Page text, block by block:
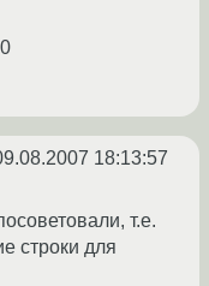
18:13:57
т.е.
строки для